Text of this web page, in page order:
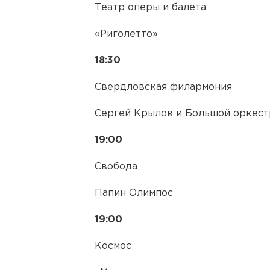
Театр оперы и балета
«Риголетто»
18:30
Свердловская филармония
Сергей Крылов и Большой
19:00
Свобода
Папин Олимпос
19:00
Космос